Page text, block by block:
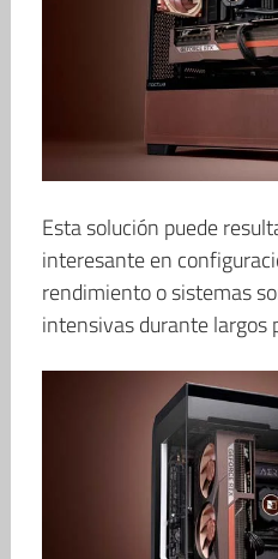
Esta solución puede
interesante en
rendimiento o sistemas
intensivas durante largos